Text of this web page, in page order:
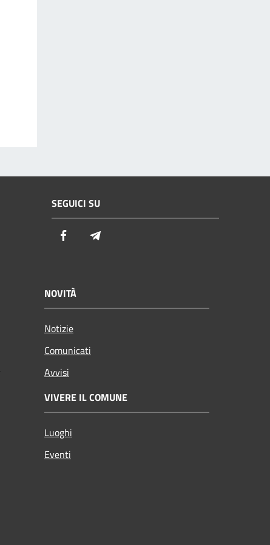
SEGUICI SU
Facebook
NOVITÀ
Notizie
Comunicati
Avvisi
VIVERE IL COMUNE
Luoghi
Eventi